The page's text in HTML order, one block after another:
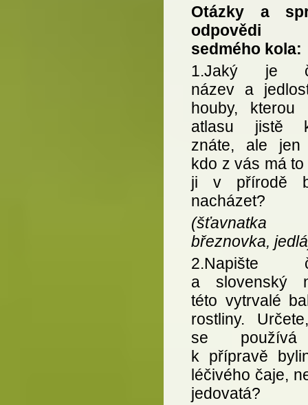
Otázky a
sedmého kola:
1.Jaký je
název a
houby, kterou
atlasu jistě
znáte, ale jen
kdo z vás má
ji v přírodě
nacházet?
(šťavnatka
březnovka,
2.Napište
a slovenský
této vytrvalé
rostliny.
se
k přípravě
léčivého čaje,
jedovatá?